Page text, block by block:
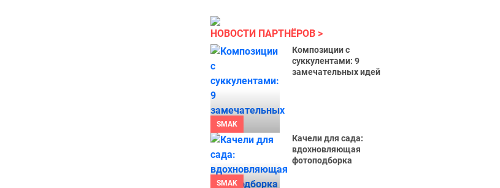
НОВОСТИ ПАРТНЁРОВ
SMAK
Композиции с
суккулентами: 9
замечательных идей
SMAK
Качели для сада:
вдохновляющая
фотоподборка